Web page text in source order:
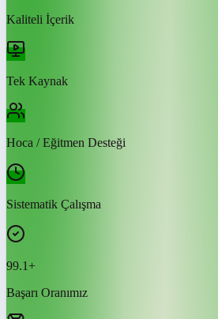
Kaliteli İçerik
Tek Kaynak
Hoca / Eğitmen Desteği
Sistematik Çalışma
99.1+
Başarı Oranımız